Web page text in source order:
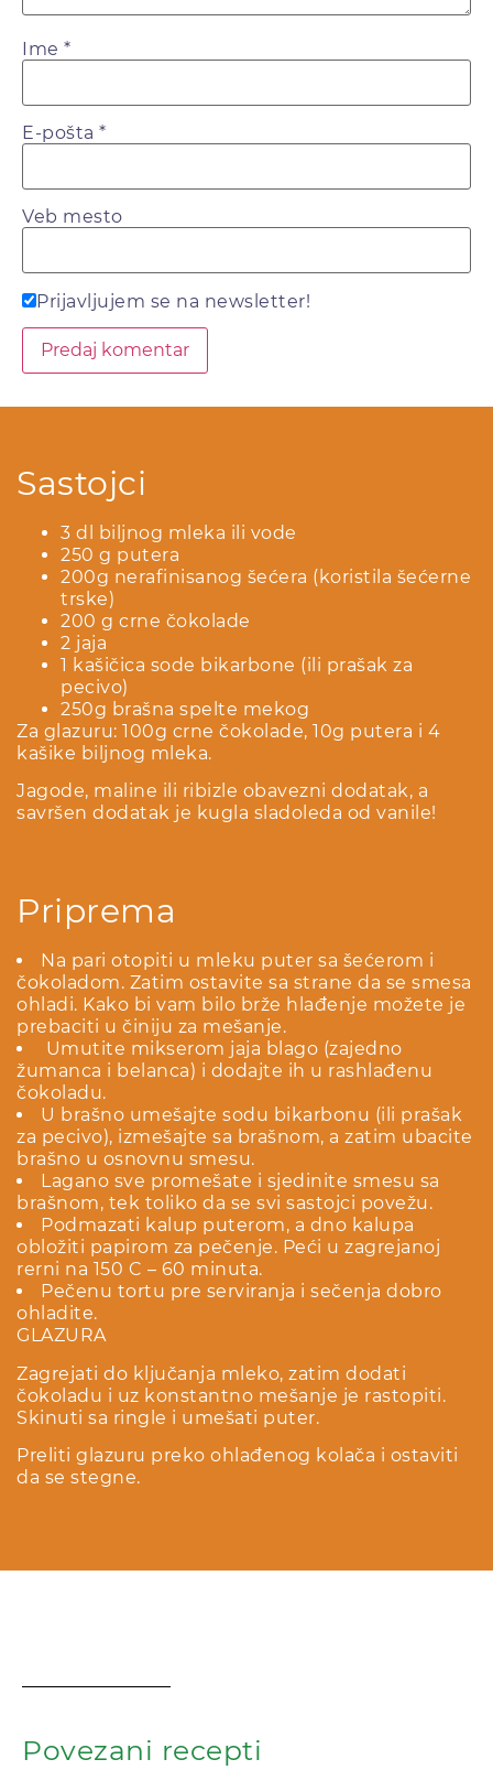
Ime *
E-pošta *
Veb mesto
Prijavljujem se na newsletter!
Sastojci
3 dl biljnog mleka ili vode
250 g putera
200g nerafinisanog šećera (koristila šećerne
trske)
200 g crne čokolade
2 jaja
1 kašičica sode bikarbone (ili prašak za
pecivo)
250g brašna spelte mekog
Za glazuru: 100g crne čokolade, 10g putera i 4
kašike biljnog mleka.
Jagode, maline ili ribizle obavezni dodatak, a
savršen dodatak je kugla sladoleda od vanile!
Priprema
Na pari otopiti u mleku puter sa šećerom i
čokoladom. Zatim ostavite sa strane da se smesa
ohladi. Kako bi vam bilo brže hlađenje možete je
prebaciti u činiju za mešanje.
Umutite mikserom jaja blago (zajedno
žumanca i belanca) i dodajte ih u rashlađenu
čokoladu.
U brašno umešajte sodu bikarbonu (ili prašak
za pecivo), izmešajte sa brašnom, a zatim ubacite
brašno u osnovnu smesu.
Lagano sve promešate i sjedinite smesu sa
brašnom, tek toliko da se svi sastojci povežu.
Podmazati kalup puterom, a dno kalupa
obložiti papirom za pečenje. Peći u zagrejanoj
rerni na 150 C – 60 minuta.
Pečenu tortu pre serviranja i sečenja dobro
ohladite.
GLAZURA
Zagrejati do ključanja mleko, zatim dodati
čokoladu i uz konstantno mešanje je rastopiti.
Skinuti sa ringle i umešati puter.
Preliti glazuru preko ohlađenog kolača i ostaviti
da se stegne.
Povezani recepti